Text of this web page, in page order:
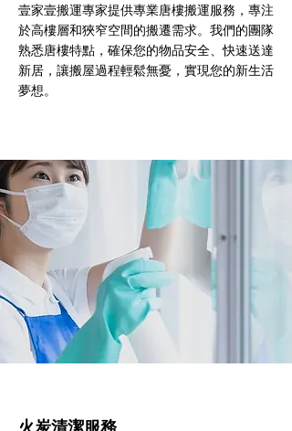
壹家壹搬運專家提供專業唐樓搬運服務，專注
於高樓層和狹窄空間的搬遷需求。我們的團隊
熟悉唐樓特點，確保您的物品安全、快速送達
新居，讓搬屋過程輕鬆無憂，實現您的新生活
夢想。
火炭清潔服務